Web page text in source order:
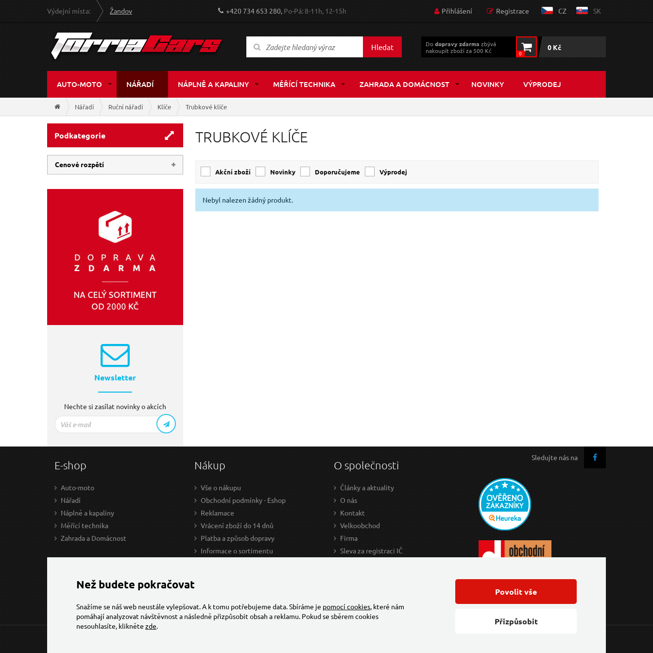
Výdejní místa: Žandov +420 734 653 280,Po-Pá: 8-11h, 12-15h Přihlášení Registrace CZ SK
Hledat Dodopravy zdarma zbývá
nakoupit zboží za 500 Kč
0
0 Kč
AUTO-MOTO NÁŘADÍ NÁPLNĚ A KAPALINY MĚŘÍCÍ TECHNIKA ZAHRADA A DOMÁCNOST NOVINKY VÝPRODEJ
Nářadí Ruční nářadí Klíče Trubkové klíče
Podkategorie
Cenové rozpětí
12 Kč 385 Kč
Newsletter
Nechte si zasílat novinky o akcích
TRUBKOVÉ KLÍČE
Akční zboží Novinky Doporučujeme Výprodej
Nebyl nalezen žádný produkt.
Sledujte nás na
E-shop
Auto-moto
Nářadí
Náplně a kapaliny
Měřící technika
Zahrada a Domácnost
Nákup
Vše o nákupu
Obchodní podmínky - Eshop
Reklamace
Vrácení zboží do 14 dnů
Platba a způsob dopravy
Informace o sortimentu
O společnosti
Články a aktuality
O nás
Kontakt
Velkoobchod
Firma
Sleva za registraci IČ
Než budete pokračovat
Snažíme se náš web neustále vylepšovat. A k tomu potřebujeme data. Sbíráme je pomocí cookies, které nám
pomáhají analyzovat návštěvnost a následně přizpůsobit obsah a reklamu. Pokud se sběrem cookies
nesouhlasíte, klikněte zde. Přizpůsobit
Povolit vše